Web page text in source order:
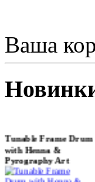
Ваша
with Henna &
Pyrography Art